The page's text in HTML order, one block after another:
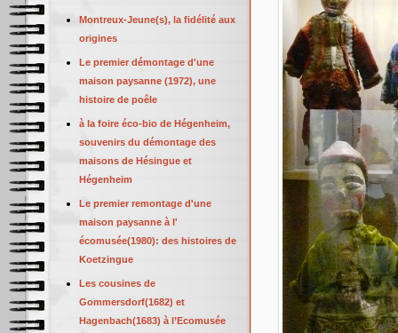
Montreux-Jeune(s), la fidélité aux
origines
Le premier démontage d'une
maison paysanne (1972), une
histoire de poêle
à la foire éco-bio de Hégenheim,
souvenirs du démontage des
maisons de Hésingue et
Hégenheim
Le premier remontage d'une
maison paysanne à l'
écomusée(1980): des histoires de
Koetzingue
Les cousines de
Gommersdorf(1682) et
Hagenbach(1683) à l’Ecomusée